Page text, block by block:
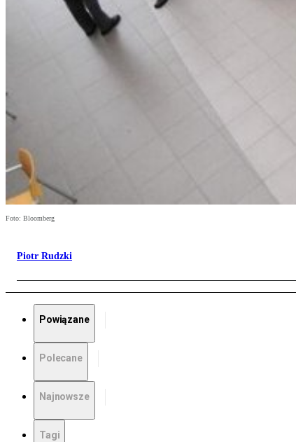
Foto: Bloomberg
Piotr Rudzki
Powiązane
Polecane
Najnowsze
Tagi